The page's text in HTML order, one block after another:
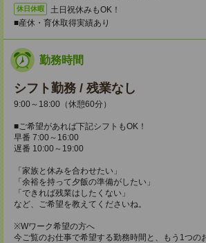
休日休暇
土日祝休みもOK！
■産休・育休取得実績あり
勤務時間
シフト勤務 / 残業なし
9:00～18:00（休憩60分）
■ご希望があれば下記シフトもOK！
早番 7:00～16:00
遅番 10:00～19:00
「家族と休みを合わせたい」
「余裕を持って夕飯の準備がしたい」
「できれば残業はしたくない」
など、ご希望を教えてくださいね。
※Wワーク希望の方へ
今ご覧のお仕事で希望する勤務時間と、もう1つの